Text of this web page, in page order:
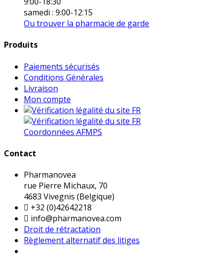
samedi : 9:00-12:15
Ou trouver la pharmacie de garde
Produits
Paiements sécurisés
Conditions Générales
Livraison
Mon compte
Coordonnées AFMPS
Contact
Pharmanovea
rue Pierre Michaux, 70
4683 Vivegnis (Belgique)
 +32 (0)42642218
 info@pharmanovea.com
Droit de rétractation
Règlement alternatif des litiges